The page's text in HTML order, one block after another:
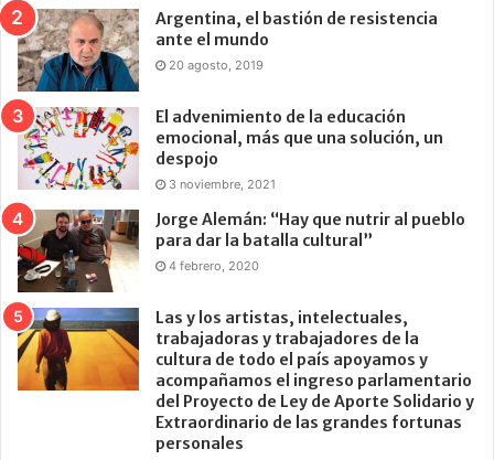
Argentina, el bastión de resistencia
ante el mundo
20 agosto, 2019
El advenimiento de la educación
emocional, más que una solución, un
despojo
3 noviembre, 2021
Jorge Alemán: “Hay que nutrir al pueblo
para dar la batalla cultural”
4 febrero, 2020
Las y los artistas, intelectuales,
trabajadoras y trabajadores de la
cultura de todo el país apoyamos y
acompañamos el ingreso parlamentario
del Proyecto de Ley de Aporte Solidario y
Extraordinario de las grandes fortunas
personales